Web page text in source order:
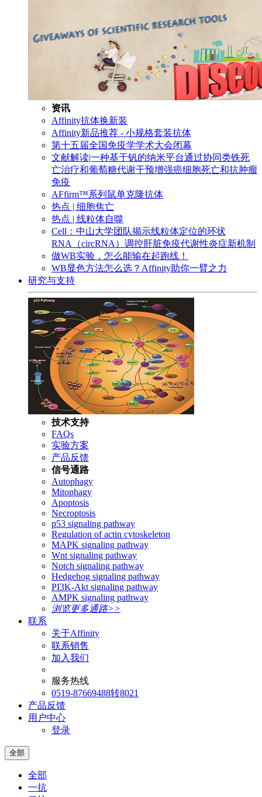
资讯
Affinity抗体换新装
Affinity新品推荐 - 小规格套装抗体
第十五届全国免疫学学术大会闭幕
文献解读|一种基于钒的纳米平台通过协同类铁死
亡治疗和葡萄糖代谢干预增强癌细胞死亡和抗肿瘤
免疫
AFfirm™系列鼠单克隆抗体
热点 | 细胞焦亡
热点 | 线粒体自噬
Cell：中山大学团队揭示线粒体定位的环状
RNA（circRNA）调控肝脏免疫代谢性炎症新机制
做WB实验，怎么能输在起跑线！
WB显色方法怎么选？Affinity助你一臂之力
研究与支持
技术支持
FAQs
实验方案
产品反馈
信号通路
Autophagy
Mitophagy
Apoptosis
Necroptosis
p53 signaling pathway
Regulation of actin cytoskeleton
MAPK signaling pathway
Wnt signaling pathway
Notch signaling pathway
Hedgehog signaling pathway
PI3K-Akt signaling pathway
AMPK signaling pathway
浏览更多通路>>
联系
关于Affinity
联系销售
加入我们
服务热线
0519-87669488转8021
产品反馈
用户中心
登录
全部
全部
一抗